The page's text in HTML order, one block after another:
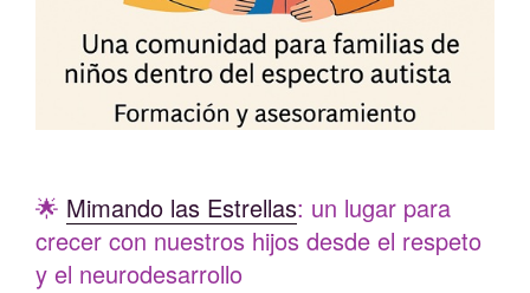
🌟 Mimando las Estrellas: un lugar para
crecer con nuestros hijos desde el respeto
y el neurodesarrollo